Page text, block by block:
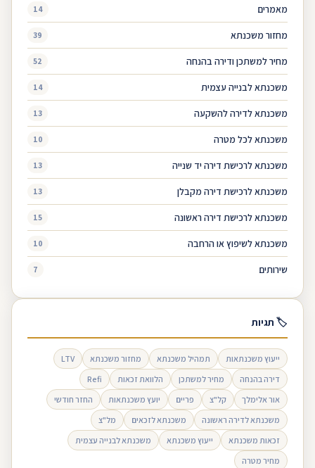
מאמרים 14
מחזור משכנתא 39
מחיר למשתכן ודירה בהנחה 52
משכנתא לבנייה עצמית 14
משכנתא לדירה להשקעה 13
משכנתא לכל מטרה 10
משכנתא לרכישת דירה יד שנייה 13
משכנתא לרכישת דירה מקבלן 13
משכנתא לרכישת דירה ראשונה 15
משכנתא לשיפוץ או הרחבה 10
שירותים 7
🏷 תגיות
ייעוץ משכנתאות תמהיל משכנתא מחזור משכנתא
LTV
דירה בהנחה
מחיר למשתכן הלוואת זכאות
Refi
אור אלימלך
קל"צ פריים יועץ משכנתאות
החזר חודשי
משכנתא לדירה ראשונה
משכנתא לזכאים
מל"צ
זכאות משכנתא
ייעוץ משכנתא
משכנתא לבנייה עצמית
מחיר מטרה